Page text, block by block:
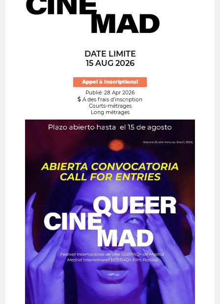
DATE LIMITE
15 AUG 2026
Appel à Inscriptions!
Publié: 28 Apr 2026
A des frais d’inscription
Courts-métrages
Long métrages